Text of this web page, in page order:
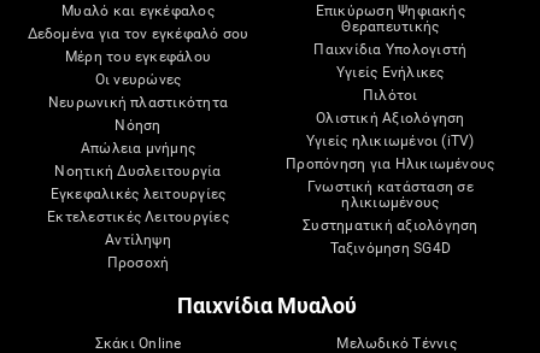
Μυαλό και εγκέφαλος
Δεδομένα για τον εγκέφαλό σου
Μέρη του εγκεφάλου
Οι νευρώνες
Νευρωνική πλαστικότητα
Νόηση
Απώλεια μνήμης
Νοητική Δυσλειτουργία
Εγκεφαλικές λειτουργίες
Εκτελεστικές Λειτουργίες
Αντίληψη
Προσοχή
Επικύρωση Ψηφιακής
Θεραπευτικής
Παιχνίδια Υπολογιστή
Υγιείς Ενήλικες
Πιλότοι
Ολιστική Αξιολόγηση
Υγιείς ηλικιωμένοι (iTV)
Προπόνηση για Ηλικιωμένους
Γνωστική κατάσταση σε
ηλικιωμένους
Συστηματική αξιολόγηση
Ταξινόμηση SG4D
Παιχνίδια Μυαλού
Σκάκι Online
Μελωδικό Τέννις